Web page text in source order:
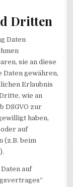
Dritten
Daten
sie an diese
gewähren,
Erlaubnis
wie an
DSGVO zur
haben,
auf
(z.B. beim
auf